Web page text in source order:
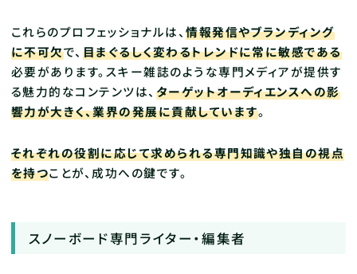
これらのプロフェッショナルは、情報発信やブランディング
に不可欠で、 目まぐるしく変わるトレンドに常に敏感である
必要があります。スキー雑誌のような専門メディアが提供す
る魅力的なコンテンツは、 ターゲットオーディエンスへの影
響力が大きく、業界の発展に貢献しています。
それぞれの役割に応じて求められる専門知識や独自の視点
を持つことが、成功への鍵です。
スノーボード専門ライター・編集者